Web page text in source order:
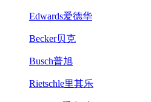
Edwards爱德华
Becker贝克
Busch普旭
Rietschle里其乐